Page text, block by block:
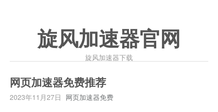
旋风加速器官网
旋风加速器下载
网页加速器免费推荐
2023年11月27日 网页加速器免费